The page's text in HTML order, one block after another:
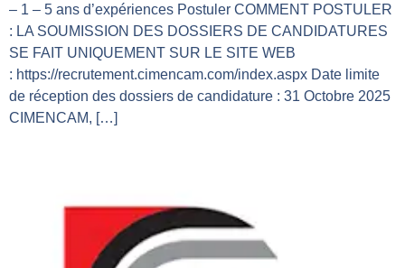
– 1 – 5 ans d’expériences Postuler COMMENT POSTULER
: LA SOUMISSION DES DOSSIERS DE CANDIDATURES
SE FAIT UNIQUEMENT SUR LE SITE WEB
: https://recrutement.cimencam.com/index.aspx Date limite
de réception des dossiers de candidature : 31 Octobre 2025
CIMENCAM, […]